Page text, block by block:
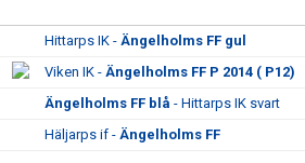
Hittarps IK - Ängelholms FF gul
Viken IK - Ängelholms FF P 2014 ( P12)
Ängelholms FF blå - Hittarps IK svart
Häljarps if - Ängelholms FF